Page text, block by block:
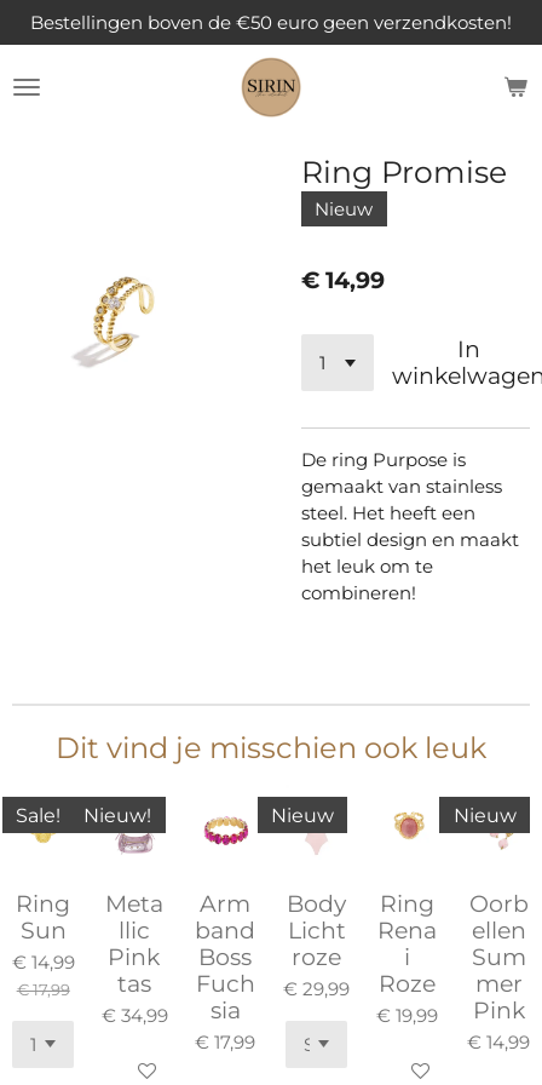
Ga
direct
naar
Bestellingen boven de €50 euro geen verzendkosten!
Ring Promise
Nieuw
€ 14,99
In
De ring Purpose is
gemaakt van stainless
steel. Het heeft een
subtiel design en maakt
het leuk om te
combineren!
Dit vind je misschien ook leuk
Sale!
Ring
Sun
€ 14,99
€ 17,99
Nieuw!
Meta
llic
Pink
tas
€ 34,99
In winkelwagen
Arm
band
Boss
Fuch
sia
€ 17,99
Nieuw
Body
Licht
roze
€ 29,99
Ring
Rena
i
Roze
€ 19,99
In winkelwagen
Nieuw
Oorb
ellen
Sum
mer
Pink
€ 14,99